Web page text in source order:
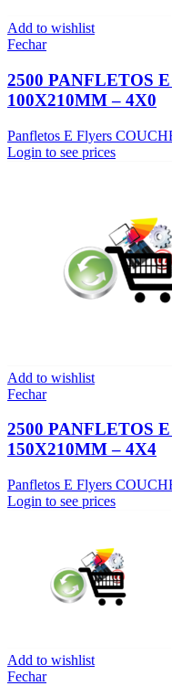
Add to wishlist
Fechar
2500 PANFLETOS
100X210MM – 4X0
Panfletos E Flyers
Login to see prices
Add to wishlist
Fechar
2500 PANFLETOS
150X210MM – 4X4
Panfletos E Flyers
Login to see prices
Add to wishlist
Fechar